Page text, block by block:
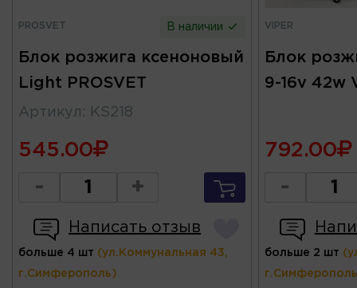
PROSVET В наличии
Блок розжига ксеноновый
Light PROSVET
Артикул : KS218
545.00
- +
Написать отзыв
больше 4 шт (ул.Коммунальная 43,
г.Симферополь)
VIPER
Блок
9-16v 42w
792.00
-
больше 2 шт